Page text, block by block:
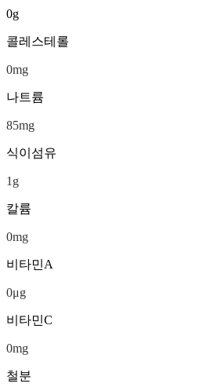
0g
콜레스테롤
0mg
나트륨
85mg
식이섬유
1 g
칼륨
0mg
비타민A
0μg
비타민C
0mg
철분